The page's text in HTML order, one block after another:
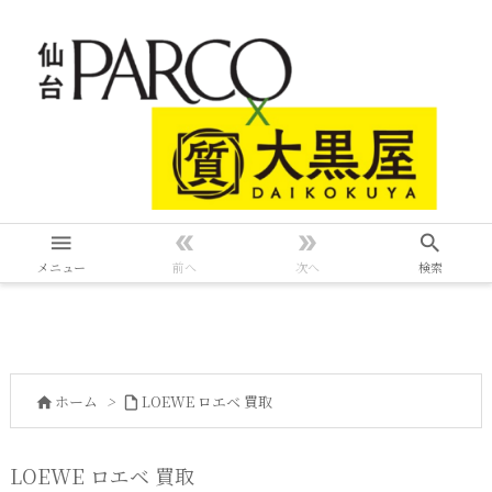

メニュー

前へ

次へ

検索
 ホーム >  LOEWE ロエベ 買取
LOEWE ロエベ 買取